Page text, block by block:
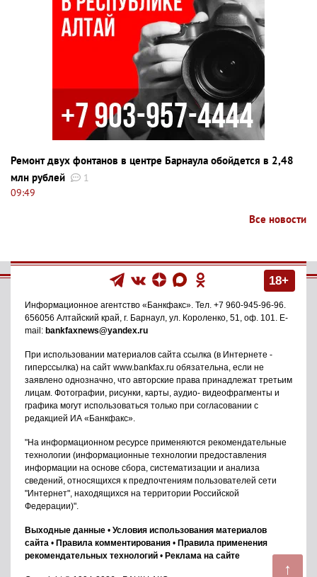
↑
Ремонт двух фонтанов в центре Барнаула обойдется в 2,48
млн рублей
1
09:49
Все новости
18+
Информационное агентство «Банкфакс» . Тел. +7 960-945-96-96
656056 Алтайский край, г. Барнаул ул. Короленко, 51, оф. 101
. E-
mail: bankfaxnews@yandex.ru
При использовании материалов сайта ссылка (в Интернете -
гиперссылка) на сайт www.bankfax.ru обязательна, если не
заявлено однозначно, что авторские права принадлежат третьим
лицам. Фотографии, рисунки, карты, аудио- видеофрагменты и
графика могут использоваться только при согласовании с
редакцией ИА «Банкфакс».
"На информационном ресурсе применяются рекомендательные
технологии (информационные технологии предоставления
информации на основе сбора, систематизации и анализа
сведений, относящихся к предпочтениям пользователей сети
"Интернет", находящихся на территории Российской
Федерации)".
Выходные данные • Условия использования материалов
сайта • Правила комментирования • Правила применения
рекомендательных технологий • Реклама на сайте